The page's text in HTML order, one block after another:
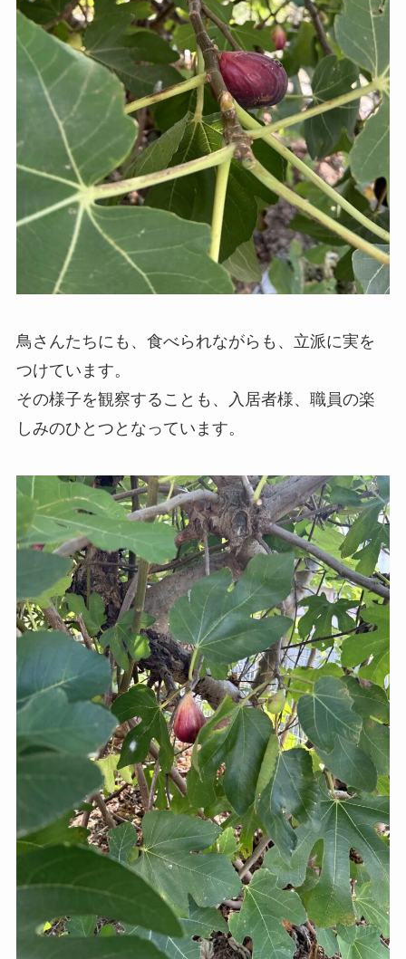
鳥さんたちにも、食べられながらも、立派に実を
つけています。
その様子を観察することも、入居者様、職員の楽
しみのひとつとなっています。